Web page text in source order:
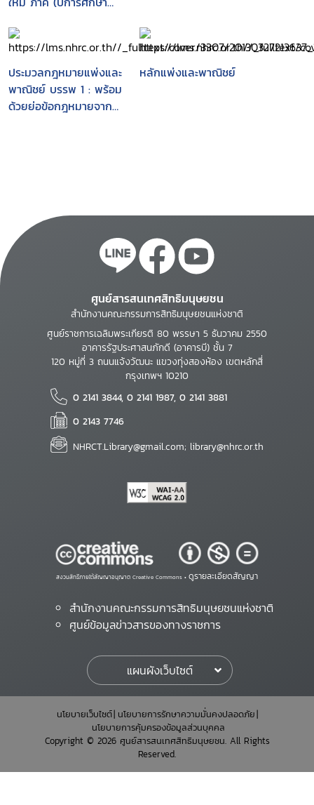
ประมวลกฎหมายแพ่งและ
พาณิชย์ บรรพ 1 : พร้อม
ด้วยย่อข้อกฎหมายจาก
หลักแพ่งและพาณิชย์
ศูนย์สารสนเทศสิทธิมนุษยชน
สำนักงานคณะกรรมการสิทธิมนุษยชนแห่งชาติ
ศูนย์ราชการเฉลิมพระเกียรติ 80 พรรษา 5 ธันวาคม 2550
อาคารรัฐประศาสนภักดี (อาคารบี) ชั้น 7
120 หมู่ที่ 3 ถนนแจ้งวัฒนะ แขวงทุ่งสองห้อง เขตหลักสี่
กรุงเทพฯ 10210
0 2141 3844, 0 2141 1987, 0 2141 3881
0 2143 7746
NHRCT.Library@gmail.com; library@nhrc.or.th
สงวนสิทธิ์ภายใต้สัญญาอนุญาต Creative Commons • ดูรายละเอียดสัญญา
สำนักงานคณะกรรมการสิทธิมนุษยชนแห่งชาติ
ศูนย์ข้อมูลข่าวสารของทางราชการ
แผนผังเว็บไซต์
นโยบายเว็บไซต์ นโยบายการรักษาความมั่นคงปลอดภัย
นโยบายการคุ้มครองข้อมูลส่วนบุคคล
Copyright © 2026 ศูนย์สารสนเทศสิทธิมนุษยชน. All Rights
Reserved.